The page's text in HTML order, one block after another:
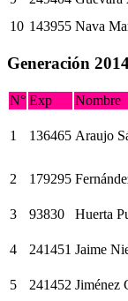
10 143955 Nava
Generación
N° Exp Nombre
1 136465 Araujo
2 179295
3
93830 Huerta
4
241451 Jaime
5
241452 Jiménez